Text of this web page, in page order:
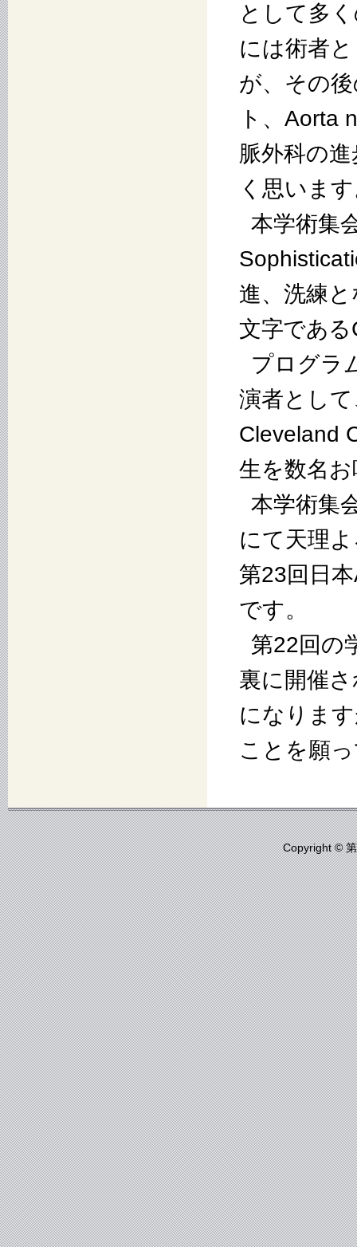
として多
には術者
が、その
ト、Aorta
脈外科の
く思いま
本学術集
進、洗練
文字であ
プログラ
演者とし
Cleveland
生を数名
本学術集
にて天理
第23回日
です。
第22回の
裏に開催
になりま
ことを願
Copyright ©